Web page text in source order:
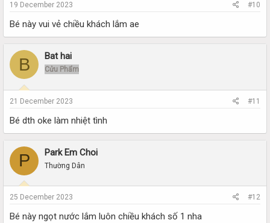
19 December 2023 #10
Bé này vui vẻ chiều khách lắm ae
B Bat hai
Cửu Phẩm
21 December 2023 #11
Bé dth oke làm nhiệt tình
P Park Em Choi
Thường Dân
25 December 2023 #12
Bé này ngọt nước lắm luôn chiều khách số 1 nha